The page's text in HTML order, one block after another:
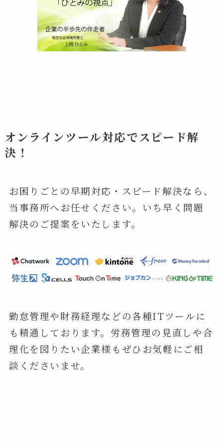
オンラインツール対応でスピード解
決！
お困りごとの早期対応・スピード解決なら、
当事務所へお任せください。いち早く問題
解決のご提案をいたします。
勤怠管理や財務経理などの各種ITツールに
も精通しております。労務管理の見直しや合
理化を図りたい企業様もぜひお気軽にご相
談くださいませ。